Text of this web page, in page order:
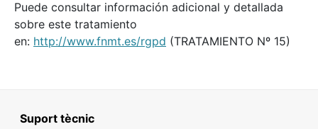
Puede consultar información adicional y detallada
sobre este tratamiento
en: http://www.fnmt.es/rgpd (TRATAMIENTO Nº 15)
Suport tècnic